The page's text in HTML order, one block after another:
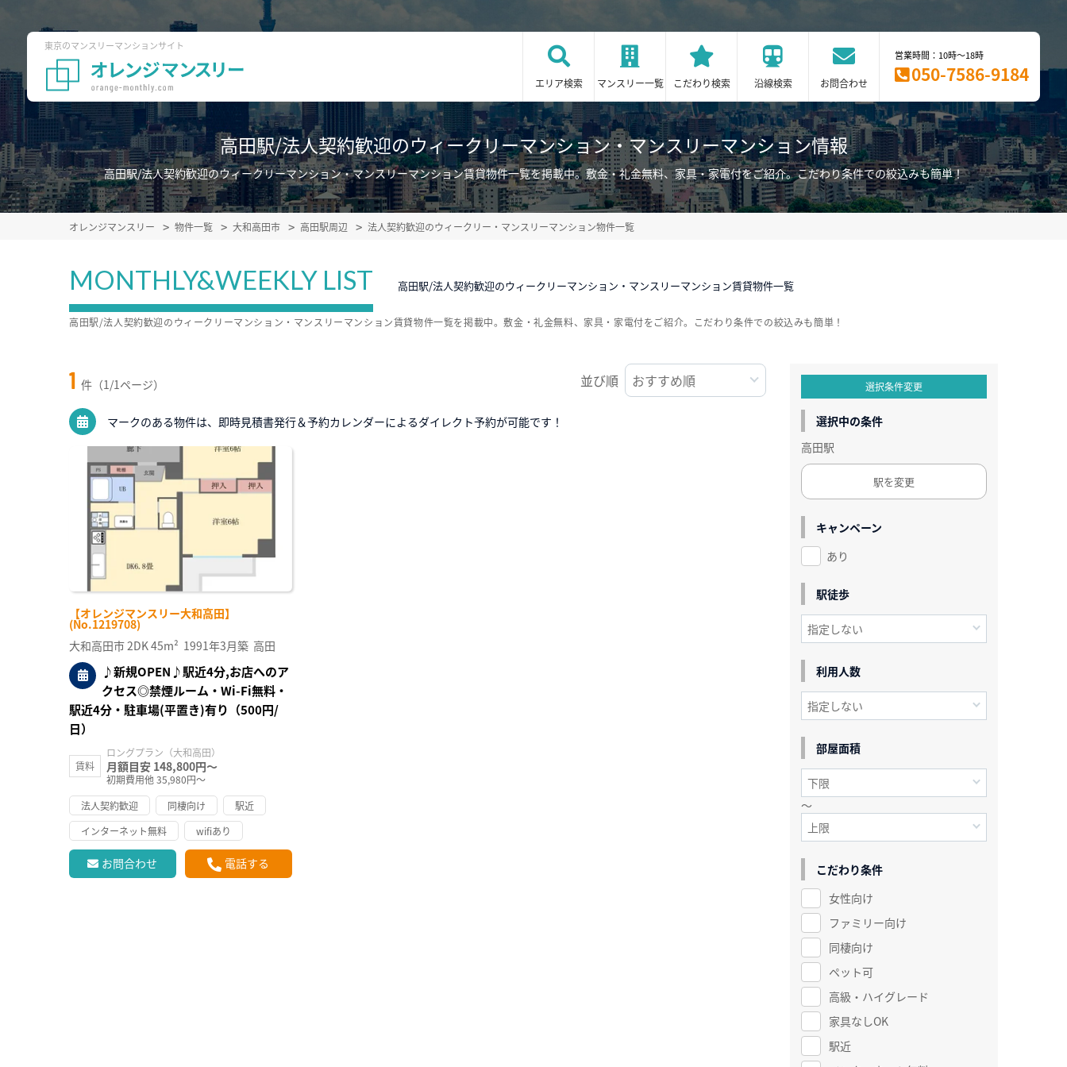
東京のマンスリーマンションサイト
エリア検索 マンスリー一覧 こだわり検索 沿線検索 お問合わせ
営業時間：10時～18時
050-7586-9184
高田駅/法人契約歓迎のウィークリーマンション・マンスリーマンション情報
高田駅/法人契約歓迎のウィークリーマンション・マンスリーマンション賃貸物件一覧を掲載中。敷金・礼金無料、家具・家電付をご紹介。こだわり条件での絞込みも簡単！
オレンジマンスリー 物件一覧 大和高田市 高田駅周辺 法人契約歓迎のウィークリー・マンスリーマンション物件一覧
MONTHLY&WEEKLY LIST 高田駅/法人契約歓迎のウィークリーマンション・マンスリーマンション賃貸物件一覧
1 件（1/1ページ） 並び順
マークのある物件は、即時見積書発行＆予約カレンダーによるダイレクト予約が可能です！
【オレンジマンスリー大和高田】
(No.1219708)
大和高田市2DK45m² 1991年3月築 高田
♪新規OPEN♪駅近4分,お店へのア
クセス◎禁煙ルーム・Wi-Fi無料・
駅近4分・駐車場(平置き)有り（500円/
日）
賃料
ロングプラン（大和高田）
月額目安 148,800円～
初期費用他 35,980円～
法人契約歓迎
同棲向け
駅近
インターネット無料
wifiあり
お問合わせ 電話する
高田駅/法人契約歓迎のウィークリーマンション・マンスリーマンション賃貸物件一覧を掲載中。敷金・礼金無料、家具・家電付をご紹介。こだわり条件での絞込みも簡単！
選択条件変更
選択中の条件
高田駅
駅を変更
キャンペーン
あり
駅徒歩
利用人数
部屋面積
～
こだわり条件
女性向け
ファミリー向け
同棲向け
ペット可
高級・ハイグレード
家具なしOK
駅近